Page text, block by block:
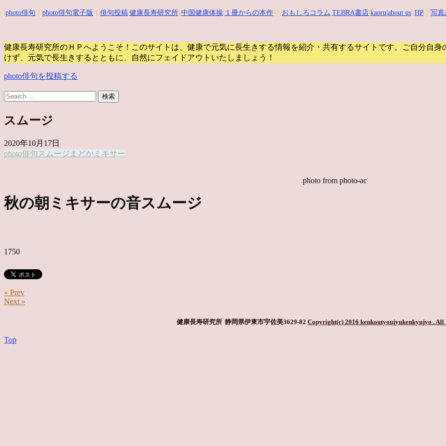
photo俳句 photo俳句電子版 俳句投稿 健康長寿研究所 中国健康体操 １冊からの本作 り| おもしろコラム TEBRA書店 kaoru |about us HP 写真
健康長寿研究所のＨＰへようこそ！このサイトは、健康で元気に長生きする情報を紹介・共有するサイトです。
ご自分自身
けず、元気で長生きするとともに、自然にフェイドアウトいたしましょう！
photo俳句を投稿する
スムージ
2020年10月17日
photo俳句スムージ まどか ミキサー
photo from photo-ac
秋の朝ミキサーの音スムージ
1750
« Prev
Next »
健康長寿研究所 静岡県伊東市宇佐美3629-82 Copyright(c) 2016 kenkoutyoujyukenkyujyo . All
Top